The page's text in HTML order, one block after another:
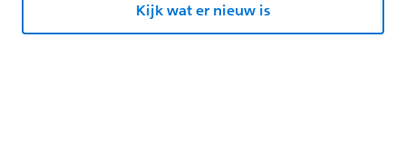
Kijk wat er nieuw is